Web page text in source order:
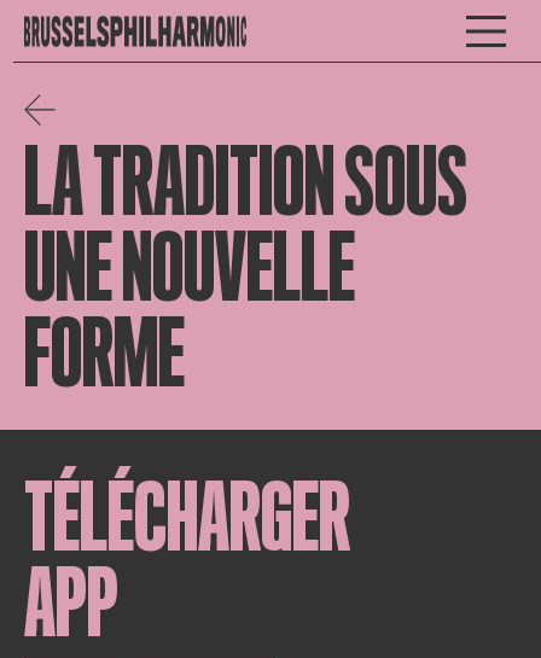
LA TRADITION SOUS
UNE NOUVELLE
FORME
TÉLÉCHARGER
APP